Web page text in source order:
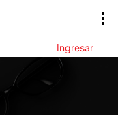
Ingresar